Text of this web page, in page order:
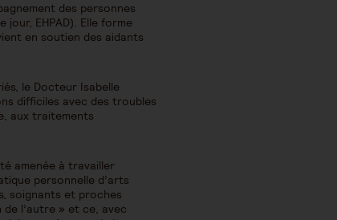
des personnes
jour, EHPAD). Elle forme
en soutien des aidants
le Docteur Isabelle
difficiles avec des troubles
aux traitements
amenée à travailler
personnelle d’arts
soignants et proches
l’autre » et ce, avec